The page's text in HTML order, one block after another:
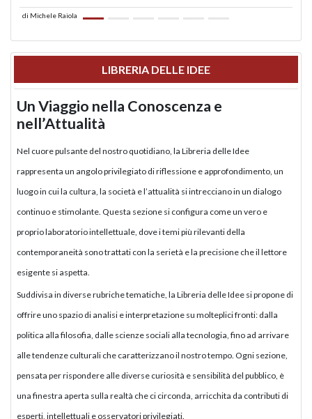
di Michele Raiola
LIBRERIA DELLE IDEE
Un Viaggio nella Conoscenza e
nell’Attualità
Nel cuore pulsante del nostro quotidiano, la Libreria delle Idee
rappresenta un angolo privilegiato di riflessione e approfondimento, un
luogo in cui la cultura, la società e l’attualità si intrecciano in un dialogo
continuo e stimolante. Questa sezione si configura come un vero e
proprio laboratorio intellettuale, dove i temi più rilevanti della
contemporaneità sono trattati con la serietà e la precisione che il lettore
esigente si aspetta.
Suddivisa in diverse rubriche tematiche, la Libreria delle Idee si propone di
offrire uno spazio di analisi e interpretazione su molteplici fronti: dalla
politica alla filosofia, dalle scienze sociali alla tecnologia, fino ad arrivare
alle tendenze culturali che caratterizzano il nostro tempo. Ogni sezione,
pensata per rispondere alle diverse curiosità e sensibilità del pubblico, è
una finestra aperta sulla realtà che ci circonda, arricchita da contributi di
esperti, intellettuali e osservatori privilegiati.